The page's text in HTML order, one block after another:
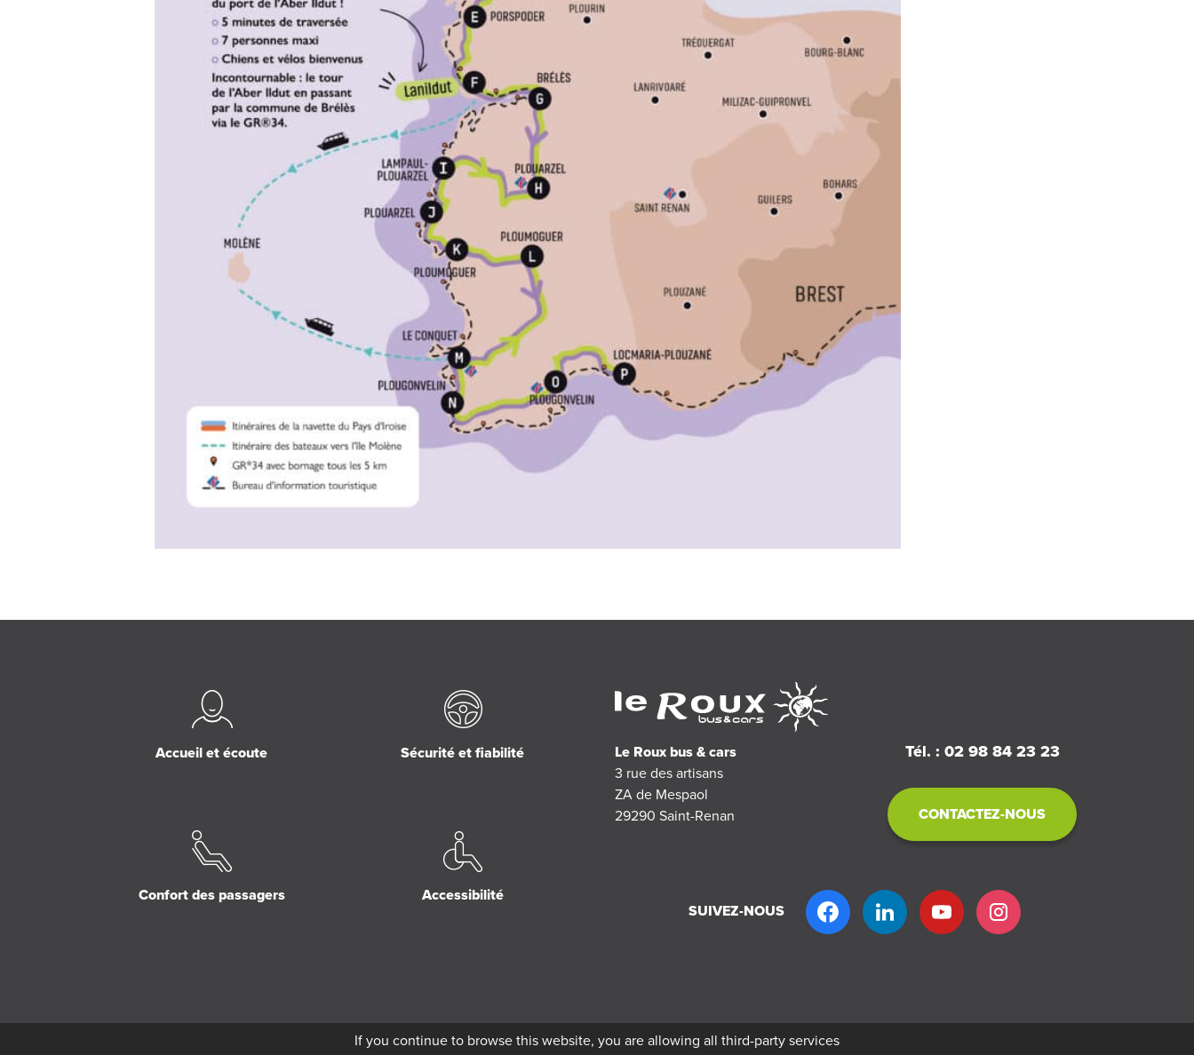
Accueil et écoute Sécurité et fiabilité
Confort des passagers Accessibilité
Le Roux bus & cars
3 rue des artisans
ZA de Mespaol
29290 Saint-Renan
Tél. : 02 98 84 23 23
CONTACTEZ-NOUS
SUIVEZ-NOUS
If you continue to browse this website, you are allowing all third-party services